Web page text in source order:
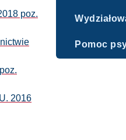
Pomoc
poz.
2016